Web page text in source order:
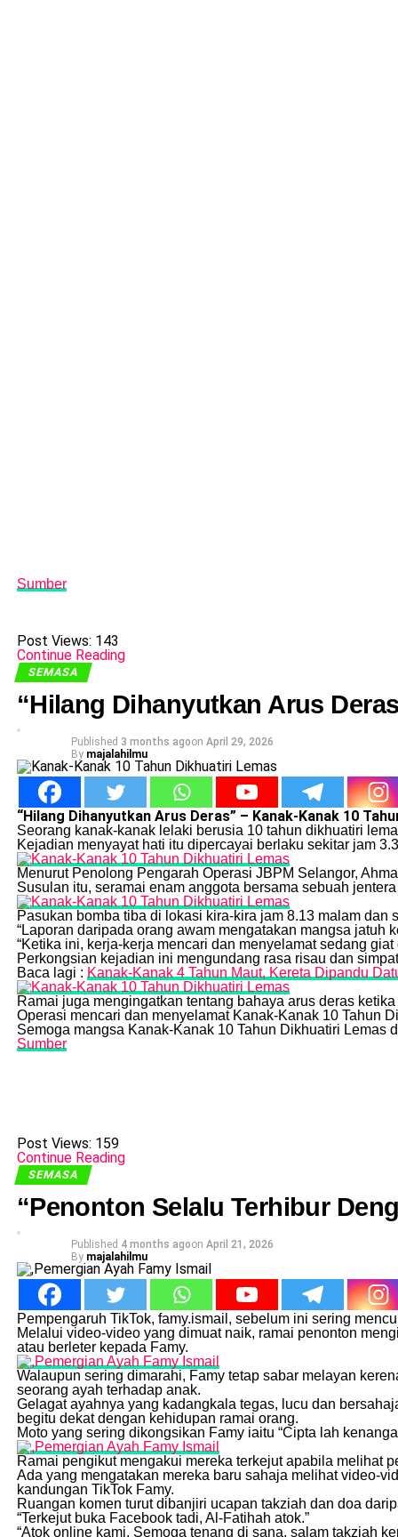
Sumber
Post Views: 143
Continue Reading
SEMASA
“Hilang Dihanyutkan Arus
Published 3 months agoon April 29, 2026
By majalahilmu
“Hilang Dihanyutkan Arus Deras” – Kanak-Kanak 10
Seorang kanak-kanak lelaki berusia 10 tahun dikhuatiri
Kejadian menyayat hati itu dipercayai berlaku sekitar jam
Menurut Penolong Pengarah Operasi JBPM Selangor,
Susulan itu, seramai enam anggota bersama sebuah
Pasukan bomba tiba di lokasi kira-kira jam 8.13 malam
“Laporan daripada orang awam mengatakan mangsa
“Ketika ini, kerja-kerja mencari dan menyelamat sedang
Perkongsian kejadian ini mengundang rasa risau dan
Baca lagi : Kanak-Kanak 4 Tahun Maut, Kereta Dipandu
Ramai juga mengingatkan tentang bahaya arus deras
Operasi mencari dan menyelamat Kanak-Kanak 10 Tahun
Semoga mangsa Kanak-Kanak 10 Tahun Dikhuatiri Lemas
Sumber
Post Views: 159
Continue Reading
SEMASA
“Penonton Selalu Terhibur
Published 4 months agoon April 21, 2026
By majalahilmu
Pempengaruh TikTok, famy.ismail, sebelum ini sering
Melalui video-video yang dimuat naik, ramai penonton
atau berleter kepada Famy.
Walaupun sering dimarahi, Famy tetap sabar melayan
seorang ayah terhadap anak.
Gelagat ayahnya yang kadangkala tegas, lucu dan
begitu dekat dengan kehidupan ramai orang.
Moto yang sering dikongsikan Famy iaitu “Cipta lah
Ramai pengikut mengakui mereka terkejut apabila melihat
Ada yang mengatakan mereka baru sahaja melihat video-
kandungan TikTok Famy.
Ruangan komen turut dibanjiri ucapan takziah dan doa
“Terkejut buka Facebook tadi, Al-Fatihah atok.”
“Atok online kami. Semoga tenang di sana, salam takziah